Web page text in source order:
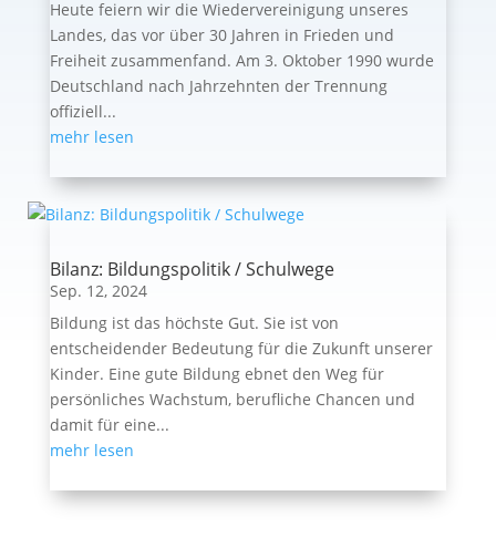
Heute feiern wir die Wiedervereinigung unseres
Landes, das vor über 30 Jahren in Frieden und
Freiheit zusammenfand. Am 3. Oktober 1990 wurde
Deutschland nach Jahrzehnten der Trennung
offiziell...
mehr lesen
Bilanz: Bildungspolitik / Schulwege
Sep. 12, 2024
Bildung ist das höchste Gut. Sie ist von
entscheidender Bedeutung für die Zukunft unserer
Kinder. Eine gute Bildung ebnet den Weg für
persönliches Wachstum, berufliche Chancen und
damit für eine...
mehr lesen